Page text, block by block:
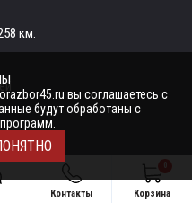
км.
Контакты Корзина
вы соглашаетесь с
будут обработаны с